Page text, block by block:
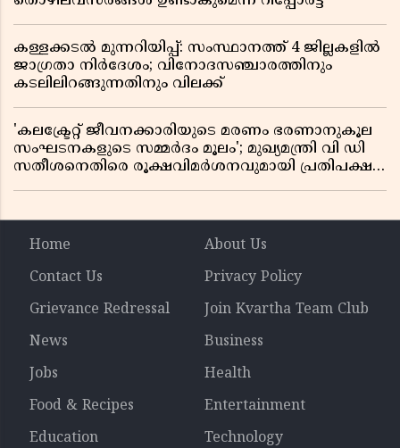
കള്ളക്കടൽ മുന്നറിയിപ്പ്: സംസ്ഥാനത്ത് 4 ജില്ലകളിൽ
ജാഗ്രതാ നിർദേശം; വിനോദസഞ്ചാരത്തിനും
കടലിലിറങ്ങുന്നതിനും വിലക്ക്
'കലക്ട്രേറ്റ് ജീവനക്കാരിയുടെ മരണം ഭരണാനുകൂല
സംഘടനകളുടെ സമ്മർദം മൂലം'; മുഖ്യമന്ത്രി വി ഡി
സതീശനെതിരെ രൂക്ഷവിമർശനവുമായി പ്രതിപക്ഷ
Home
About Us
Contact Us
Privacy Policy
Grievance Redressal
Join Kvartha Team Club
News
Business
Jobs
Health
Food & Recipes
Entertainment
Education
Technology